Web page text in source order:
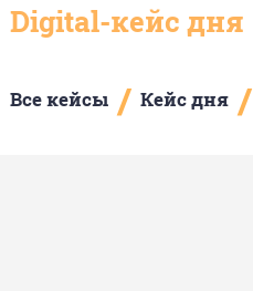
Digital-кейс дня
Все кейсы / Кейс дня /